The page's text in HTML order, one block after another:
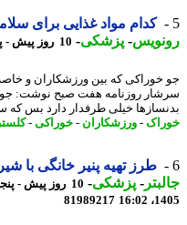
کدام مواد غذایی برای
-پزشکی-10 روز پیش - پنجشنبه 8 مرداد 1405، 19:08
که بین ورزشکاران و خاصه
روزنامه هفت صبح نوشت: جو
خیلی طرفدار دارد بس که
- ورزشکاران- خوراکی -کلسترول
طرز تهیه پنیر خانگی با شیر و
-پزشکی-
81989217